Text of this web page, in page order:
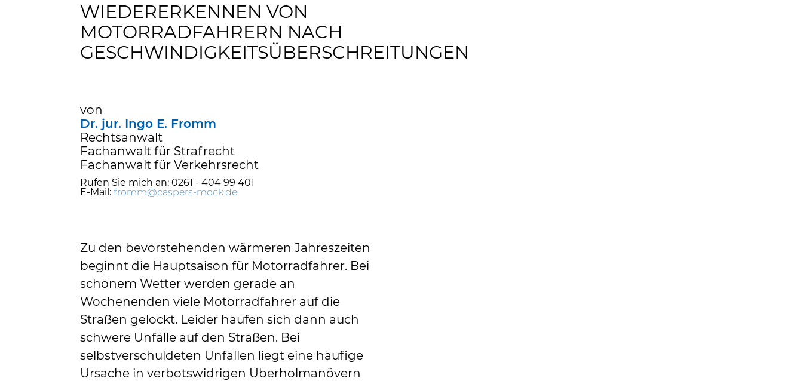
WIEDERERKENNEN VON
MOTORRADFAHRERN NACH
GESCHWINDIGKEITSÜBERSCHREITUNGEN
von
Dr. jur. Ingo E. Fromm
Rechtsanwalt
Fachanwalt für Strafrecht
Fachanwalt für Verkehrsrecht
Rufen Sie mich an: 0261 - 404 99 401
E-Mail:fromm@caspers-mock.de
Zu den bevorstehenden wärmeren Jahreszeiten
beginnt die Hauptsaison für Motorradfahrer. Bei
schönem Wetter werden gerade an
Wochenenden viele Motorradfahrer auf die
Straßen gelockt. Leider häufen sich dann auch
schwere Unfälle auf den Straßen. Bei
selbstverschuldeten Unfällen liegt eine häufige
Ursache in verbotswidrigen Überholmanövern